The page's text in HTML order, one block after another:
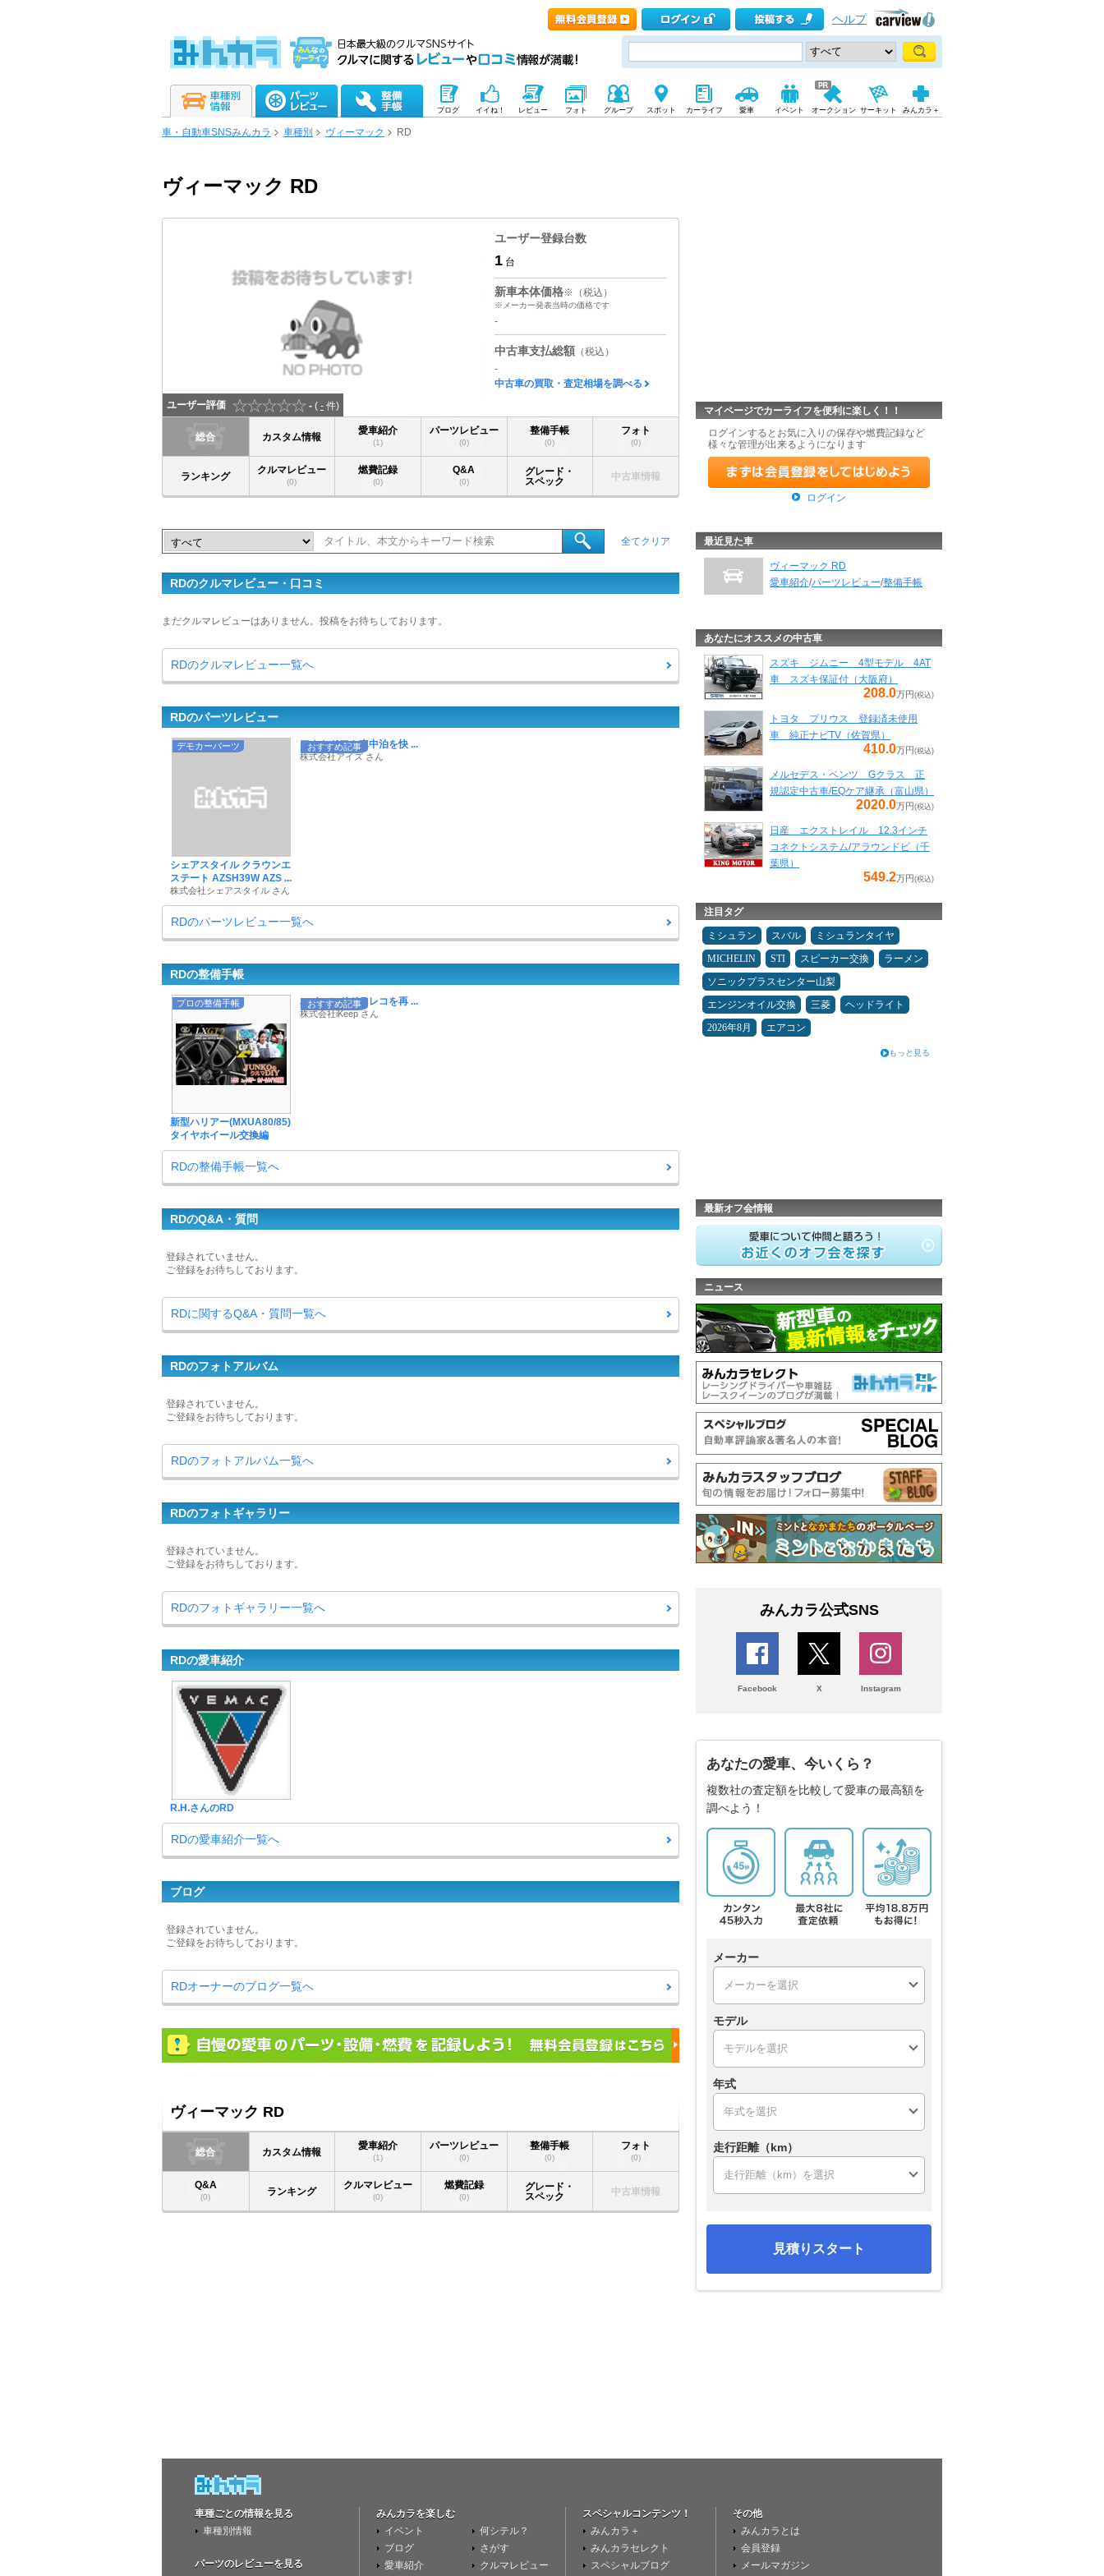
ヘルプ
ブログ イイね！ レビュー フォト グループ スポット カーライフ 愛車 イベント オークション サーキット みんカラ＋
車・自動車SNSみんカラ 車種別 ヴィーマック RD
ヴィーマック RD
ユーザー評価 - ( - 件)
ユーザー登録台数
1 台
新車本体価格※（税込）
※メーカー発表当時の価格です
-
中古車支払総額 （税込）
-
中古車の買取・査定相場を調べる
総合 カスタム情報
愛車紹介
(1)
パーツレビュー
(0)
整備手帳
(0)
フォト
(0)
ランキング
クルマレビュー
(0)
燃費記録
(0)
Q&A
(0)
グレード・
スペック
中古車情報
全てクリア
RDのクルマレビュー・口コミ
まだクルマレビューはありません。投稿をお待ちしております。
RDのクルマレビュー一覧へ
RDのパーツレビュー
デモカーパーツ
シェアスタイル クラウンエ
ステート AZSH39W AZS ...
株式会社シェアスタイル さん
おすすめ記事
アウトドアや車中泊を快 ...
株式会社アイズ さん
RDのパーツレビュー一覧へ
RDの整備手帳
プロの整備手帳
新型ハリアー(MXUA80/85)
タイヤホイール交換編
おすすめ記事
ハイエンドドラレコを再 ...
株式会社iKeep さん
RDの整備手帳一覧へ
RDのQ&A・質問
登録されていません。
ご登録をお待ちしております。
RDに関するQ&A・質問一覧へ
RDのフォトアルバム
登録されていません。
ご登録をお待ちしております。
RDのフォトアルバム一覧へ
RDのフォトギャラリー
登録されていません。
ご登録をお待ちしております。
RDのフォトギャラリー一覧へ
RDの愛車紹介
R.H.さんのRD
RDの愛車紹介一覧へ
ブログ
登録されていません。
ご登録をお待ちしております。
RDオーナーのブログ一覧へ
ヴィーマック RD
総合 カスタム情報
愛車紹介
(1)
パーツレビュー
(0)
整備手帳
(0)
フォト
(0)
Q&A
(0) ランキング
クルマレビュー
(0)
燃費記録
(0)
グレード・
スペック
中古車情報
マイページでカーライフを便利に楽しく！！
ログインするとお気に入りの保存や燃費記録など
様々な管理が出来るようになります
ログイン
最近見た車
ヴィーマック RD
愛車紹介/パーツレビュー/整備手帳
あなたにオススメの中古車
スズキ ジムニー 4型モデル 4AT
車 スズキ保証付（大阪府）
208.0万円 (税込)
トヨタ プリウス 登録済未使用
車 純正ナビTV（佐賀県）
410.0万円 (税込)
メルセデス・ベンツ Gクラス 正
規認定中古車/EQケア継承（富山県）
2020.0万円 (税込)
日産 エクストレイル 12.3インチ
コネクトシステム/アラウンドビ（千
葉県）
549.2万円 (税込)
注目タグ
ミシュラン スバル
ミシュランタイヤ
MICHELIN
STI スピーカー交換
ラーメン
ソニックプラスセンター山梨
エンジンオイル交換
三菱
ヘッドライト
2026年8月
エアコン
もっと見る
最新オフ会情報
ニュース
みんカラ公式SNS
Facebook X Instagram
あなたの愛車、今いくら？
複数社の査定額を比較して愛車の最高額を
調べよう！
メーカー
モデル
年式
走行距離（km）
見積りスタート
車種ごとの情報を見る
車種別情報
パーツのレビューを見る
みんカラを楽しむ
イベント
ブログ
愛車紹介
何シテル？
さがす
クルマレビュー
スペシャルコンテンツ！
みんカラ＋
みんカラセレクト
スペシャルブログ
その他
みんカラとは
会員登録
メールマガジン